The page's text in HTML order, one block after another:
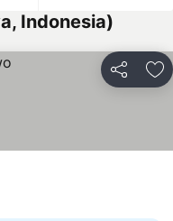
Indonesia)
Kongsi